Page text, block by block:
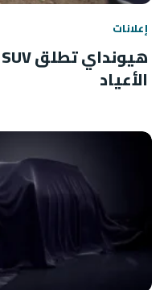
إعلانات
الأعياد